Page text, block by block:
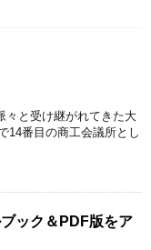
々と受け継がれてきた大
14番目の商工会議所とし
ック＆PDF版をア